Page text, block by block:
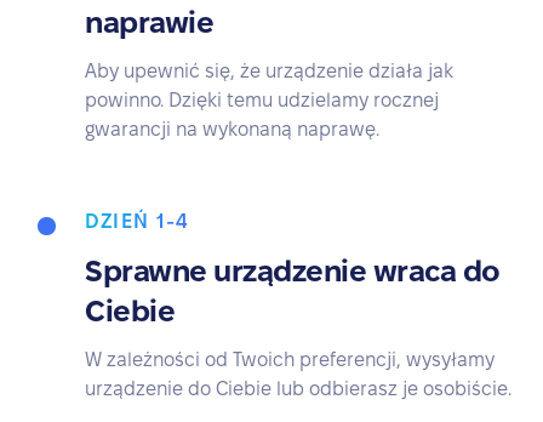
naprawie
Aby upewnić się, że urządzenie działa jak
powinno. Dzięki temu udzielamy rocznej
gwarancji na wykonaną naprawę.
DZIEŃ 1-4
Sprawne urządzenie wraca do
Ciebie
W zależności od Twoich preferencji, wysyłamy
urządzenie do Ciebie lub odbierasz je osobiście.